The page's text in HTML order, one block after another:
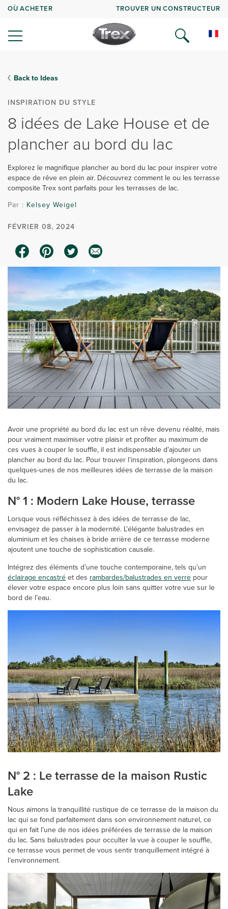
OÙ ACHETER TROUVER UN CONSTRUCTEUR
Back to Ideas
INSPIRATION DU STYLE
8 idées de Lake House et de
plancher au bord du lac
Explorez le magnifique plancher au bord du lac pour inspirer votre
espace de rêve en plein air. Découvrez comment le ou les terrasse
composite Trex sont parfaits pour les terrasses de lac.
Par : Kelsey Weigel
FÉVRIER 08, 2024
Avoir une propriété au bord du lac est un rêve devenu réalité, mais
pour vraiment maximiser votre plaisir et profiter au maximum de
ces vues à couper le souffle, il est indispensable d’ajouter un
plancher au bord du lac. Pour trouver l’inspiration, plongeons dans
quelques-unes de nos meilleures idées de terrasse de la maison
du lac.
N° 1 : Modern Lake House, terrasse
Lorsque vous réfléchissez à des idées de terrasse de lac,
envisagez de passer à la modernité. L’élégante balustrades en
aluminium et les chaises à bride arrière de ce terrasse moderne
ajoutent une touche de sophistication causale.
Intégrez des éléments d’une touche contemporaine, tels qu’un
éclairage encastré et des rambardes/balustrades en verre pour
élever votre espace encore plus loin sans quitter votre vue sur le
bord de l’eau.
N° 2 : Le terrasse de la maison Rustic
Lake
Nous aimons la tranquillité rustique de ce terrasse de la maison du
lac qui se fond parfaitement dans son environnement naturel, ce
qui en fait l’une de nos idées préférées de terrasse de la maison
du lac. Sans balustrades pour occulter la vue à couper le souffle,
ce terrasse vous permet de vous sentir tranquillement intégré à
l’environnement.